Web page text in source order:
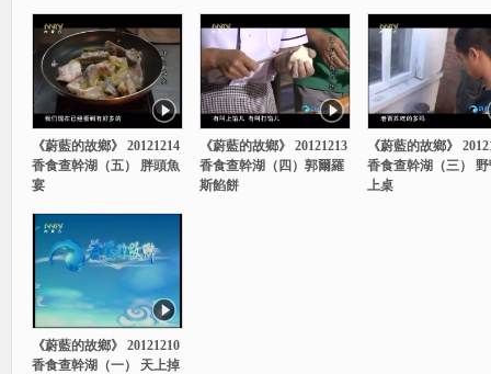
《蔚藍的故鄉》 20121214
香食查幹湖（五） 胖頭魚
宴
《蔚藍的故鄉》 20121213
香食查幹湖（四）郭爾羅
斯餡餅
《蔚藍的故鄉》
香食查幹湖（三）
上桌
《蔚藍的故鄉》 20121210
香食查幹湖（一） 天上掉